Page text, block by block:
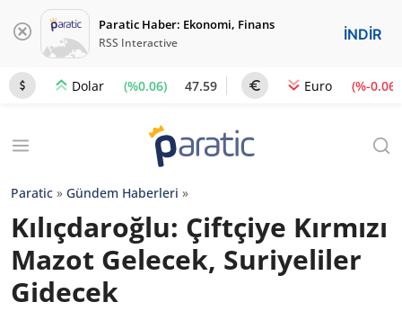
Paratic Haber: Ekonomi, Finans
RSS Interactive İNDİR
Dolar (%0.06) 47.59 Euro (%-0.06)
Paratic » Gündem Haberleri »
Kılıçdaroğlu: Çiftçiye Kırmızı
Mazot Gelecek, Suriyeliler
Gidecek